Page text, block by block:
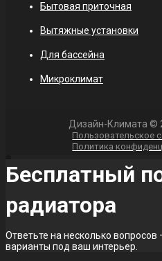
Бытовая приточная
Вытяжные установки
Для бассейна
Микроклимат
Дизайн-Климата ©
Пользовательское
Политика
Бесплатный
радиатора
Ответьте на несколько
варианты под ваш интерьер.